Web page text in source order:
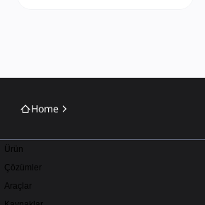
Home
Ürün
Çözümler
Araçlar